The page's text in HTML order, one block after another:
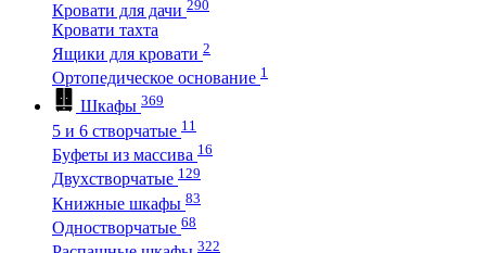
Кровати для дачи 290
Кровати тахта
Ящики для кровати 2
Ортопедическое основание 1
Шкафы 369
5 и 6 створчатые 11
Буфеты из массива 16
Двухстворчатые 129
Книжные шкафы 83
Одностворчатые 68
322